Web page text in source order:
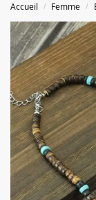
Accueil / Femme /